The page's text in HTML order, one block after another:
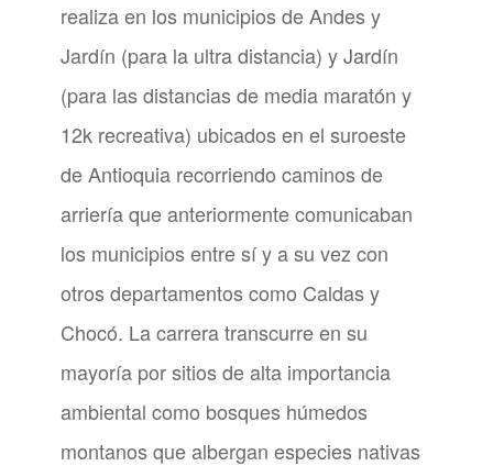
realiza en los municipios de Andes y
Jardín (para la ultra distancia) y Jardín
(para las distancias de media maratón y
12k recreativa) ubicados en el suroeste
de Antioquia recorriendo caminos de
arriería que anteriormente comunicaban
los municipios entre sí y a su vez con
otros departamentos como Caldas y
Chocó. La carrera transcurre en su
mayoría por sitios de alta importancia
ambiental como bosques húmedos
montanos que albergan especies nativas